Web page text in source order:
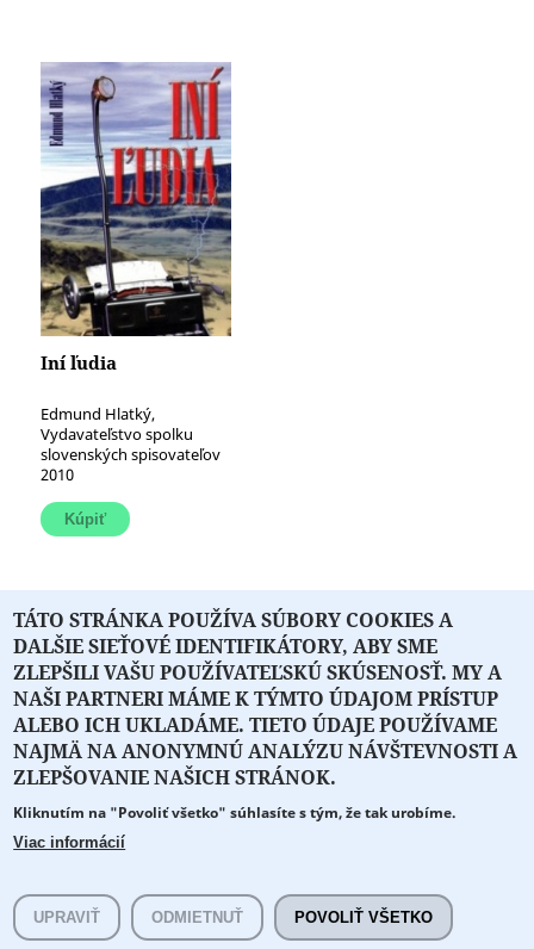
Iní ľudia
Edmund Hlatký,
Vydavateľstvo spolku
slovenských spisovateľov
2010
1 2 3 4 5 6
nasledujúca ›
posledná »
Všetky práva vyhradené.
Created by
O PORTÁLI O DRUŽSTVE SPONZORI KONTAKT
Projekt z verejných fondov podporil
Cookie preferencie
literat@literat.sk
TÁTO STRÁNKA POUŽÍVA SÚBORY COOKIES A
DALŠIE SIEŤOVÉ IDENTIFIKÁTORY, ABY SME
ZLEPŠILI VAŠU POUŽÍVATEĽSKÚ SKÚSENOSŤ. MY A
NAŠI PARTNERI MÁME K TÝMTO ÚDAJOM PRÍSTUP
ALEBO ICH UKLADÁME. TIETO ÚDAJE POUŽÍVAME
NAJMÄ NA ANONYMNÚ ANALÝZU NÁVŠTEVNOSTI A
ZLEPŠOVANIE NAŠICH STRÁNOK.
Kliknutím na "Povoliť všetko" súhlasíte s tým, že tak urobíme.
Viac informácií
UPRAVIŤ ODMIETNUŤ POVOLIŤ VŠETKO